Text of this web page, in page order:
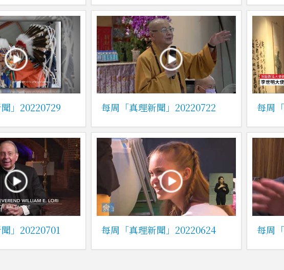
」20220729 每周「真理新聞」20220722 每周
」20220701 每周「真理新聞」20220624 每周